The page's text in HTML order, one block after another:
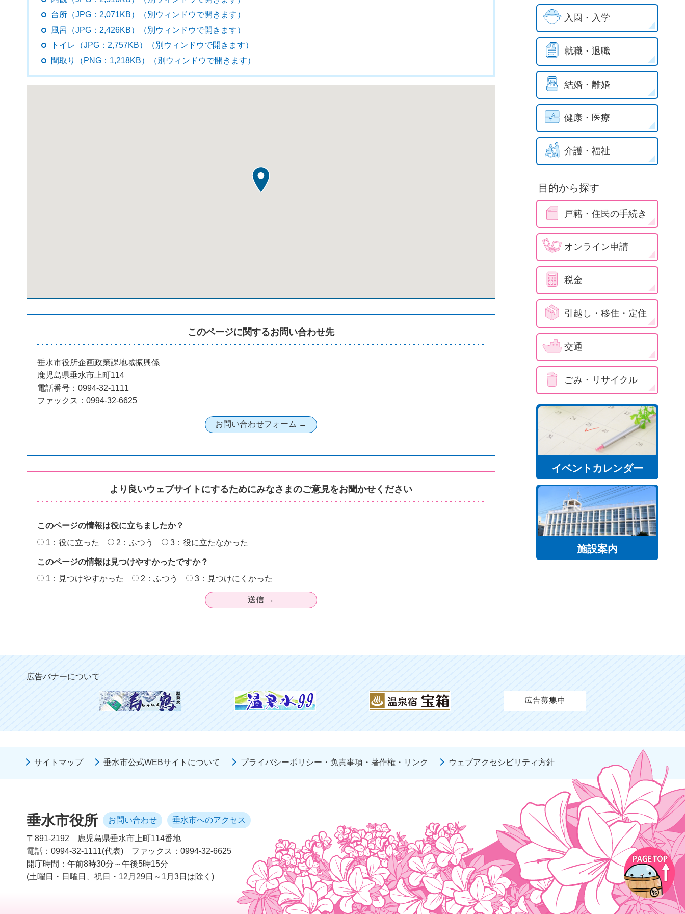
台所（JPG：2,071KB）（別ウィンドウで開きます）
風呂（JPG：2,426KB）（別ウィンドウで開きます）
トイレ（JPG：2,757KB）（別ウィンドウで開きます）
間取り（PNG：1,218KB）（別ウィンドウで開きます）
このページに関するお問い合わせ先
垂水市役所企画政策課地域振興係
鹿児島県垂水市上町114
電話番号：0994-32-1111
ファックス：0994-32-6625
より良いウェブサイトにするためにみなさまのご意見をお聞かせください
このページの情報は役に立ちましたか？
1：役に立った
2：ふつう 3：役に立たなかった
このページの情報は見つけやすかったですか？
1：見つけやすかった
2：ふつう 3：見つけにくかった
入園・入学
就職・退職
結婚・離婚
健康・医療
介護・福祉
目的から探す
戸籍・住民の手続き
オンライン申請
税金
引越し・移住・定住
交通
ごみ・リサイクル
イベントカレンダー
施設案内
広告バナーについて
サイトマップ 垂水市公式WEBサイトについて プライバシーポリシー・免責事項・著作権・リンク ウェブアクセシビリティ方針
垂水市役所 お問い合わせ 垂水市へのアクセス
〒891-2192
鹿児島県垂水市上町114番地
電話：0994-32-1111(代表)
ファックス：0994-32-6625
開庁時間：午前8時30分～午後5時15分
(土曜日・日曜日、祝日・12月29日～1月3日は除く)